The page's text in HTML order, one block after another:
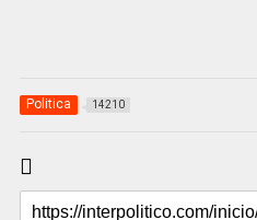
Politica 14210